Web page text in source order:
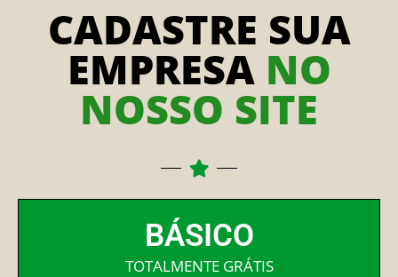
CADASTRE SUA
EMPRESA NO
NOSSO SITE
BÁSICO
TOTALMENTE GRÁTIS